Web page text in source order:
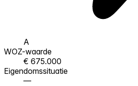
A
WOZ-waarde
€ 675.000
Eigendomssituatie
—